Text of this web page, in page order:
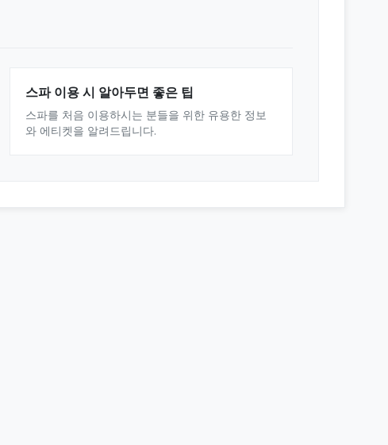
스파 이용 시 알아두면 좋은 팁
스파를 처음 이용하시는 분들을 위한 유용한 정보
와 에티켓을 알려드립니다.